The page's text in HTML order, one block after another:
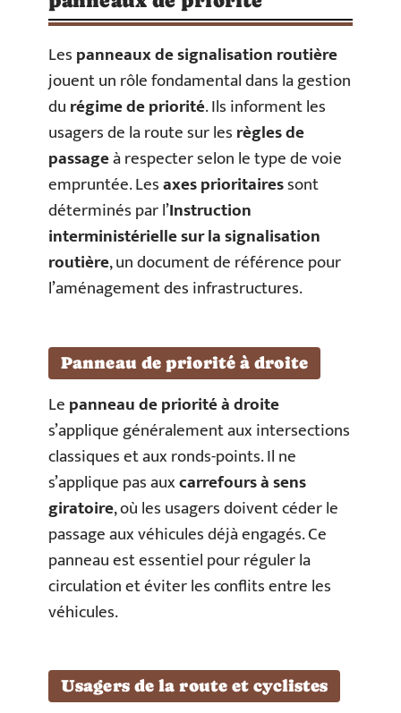
Lespanneaux de signalisation routière
jouent un rôle fondamental dans la gestion
durégime de priorité. Ils informent les
usagers de la route sur lesrègles de
passageà respecter selon le type de voie
empruntée. Lesaxes prioritairessont
déterminés par l’Instruction
interministérielle sur la signalisation
routière, un document de référence pour
l’aménagement des infrastructures.
Panneau de priorité à droite
Lepanneau de priorité à droite
s’applique généralement aux intersections
classiques et aux ronds-points. Il ne
s’applique pas auxcarrefours à sens
giratoire, où les usagers doivent céder le
passage aux véhicules déjà engagés. Ce
panneau est essentiel pour réguler la
circulation et éviter les conflits entre les
véhicules.
Usagers de la route et cyclistes